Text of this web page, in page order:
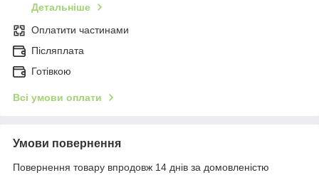
Детальніше
Оплатити частинами
Післяплата
Готівкою
Всі умови оплати
Умови повернення
Повернення товару впродовж 14 днів за домовленістю